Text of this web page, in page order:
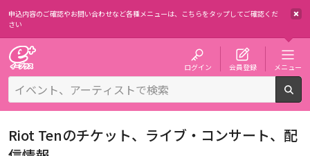
申込内容のご確認やお問い合わせなど各種メニューは、 こちらをタップしてご確認くだ
さい
ログイン 会員登録 メニュー
Riot Tenのチケット、ライブ・コンサート、配